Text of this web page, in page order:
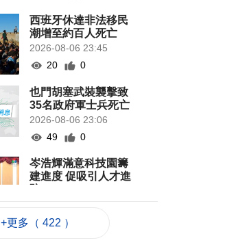
西班牙休達非法移民
潮增至約百人死亡
2026-08-06 23:45
20
0
也門胡塞武裝襲擊致
35名政府軍士兵死亡
2026-08-06 23:06
49
0
岑浩輝滿意科技園籌
建進度 促吸引人才進
94
+更多（ 422 ）